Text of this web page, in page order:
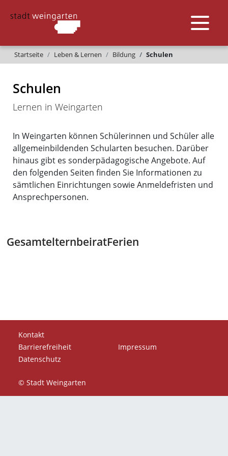
Startseite Leben & Lernen Bildung Schulen
Schulen
Lernen in Weingarten
In Weingarten können Schülerinnen und Schüler alle
allgemeinbildenden Schularten besuchen. Darüber
hinaus gibt es sonderpädagogische Angebote. Auf
den folgenden Seiten finden Sie Informationen zu
sämtlichen Einrichtungen sowie Anmeldefristen und
Ansprechpersonen.
GesamtelternbeiratFerien
Kontakt
Barrierefreiheit
Impressum
Datenschutz
© Stadt Weingarten